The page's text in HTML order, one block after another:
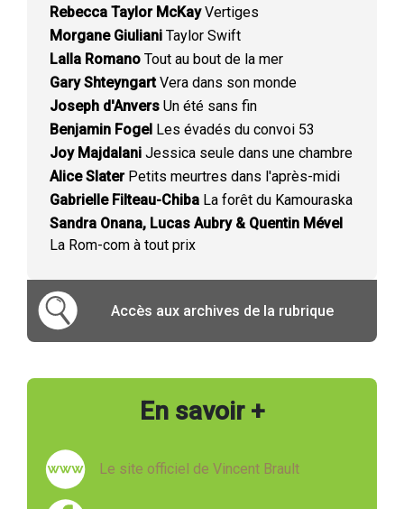
Rebecca Taylor McKayVertiges
Morgane Giuliani Taylor Swift
Lalla Romano Tout au bout de la mer
Gary ShteyngartVera dans son monde
Joseph d'Anvers Un été sans fin
Benjamin Fogel Les évadés du convoi 53
Joy Majdalani Jessica seule dans une chambre
Alice SlaterPetits meurtres dans l'après-midi
Gabrielle Filteau-Chiba La forêt du Kamouraska
Sandra Onana, Lucas Aubry & Quentin Mével
La Rom-com à tout prix
Accès aux archives de la rubrique
En savoir +
Le site officiel de Vincent Brault